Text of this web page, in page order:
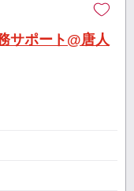
サポート@唐人